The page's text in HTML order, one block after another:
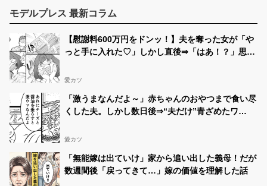
モデルプレス 最新コラム
【慰謝料600万円をドンッ！】夫を奪った女が「や
っと手に入れた♡」しかし直後⇒「はあ！？」思い
愛カツ
「激うまなんだよ～」赤ちゃんのおやつまで食い尽
くした夫。しかし数日後⇒“夫だけ”青ざめたワ
愛カツ
「無能嫁は出ていけ」家から追い出した義母！だが
数週間後「戻ってきて…」嫁の価値を理解した話